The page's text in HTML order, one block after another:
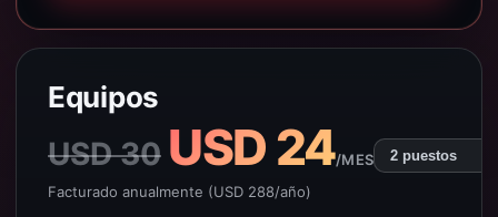
Equipos
USD 30 USD 24/MES
Facturado anualmente (USD 288/año)